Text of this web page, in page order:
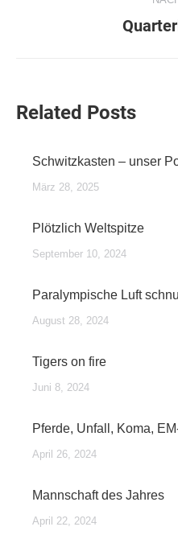
Related Posts
Schwitzkasten – unser
März 28, 2025
Plötzlich Weltspitze
September 10, 2024
Paralympische Luft
August 28, 2024
Tigers on fire
Juni 8, 2024
Pferde, Unfall, Koma,
April 26, 2024
Mannschaft des Jahres
April 22, 2024